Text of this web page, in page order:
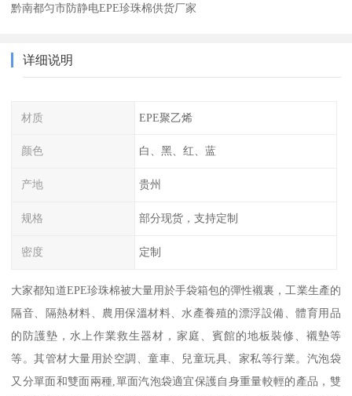
黔南都匀市防静电EPE珍珠棉供货厂家
详细说明
材质 EPE聚乙烯
颜色 白、黑、红、蓝
产地 贵州
规格 部分现货，支持定制
密度 定制
大家都知道EPE珍珠棉被大量用於手袋箱包的彈性襯裏，工業生產的
隔音、隔熱材料、農用保溫材料、水產養殖的漂浮設備、體育用品
的防護墊，水上作業救生器材，家庭、賓館的地板裝修、襯墊等
等。其管材大量用於空調、童車、兒童玩具、家私等行業。汽泡袋
又分單面和雙面兩種,單面汽泡袋適宜保護自身重量較輕的產品，雙